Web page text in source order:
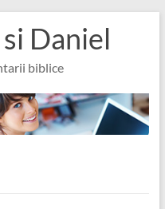
Daniel
biblice